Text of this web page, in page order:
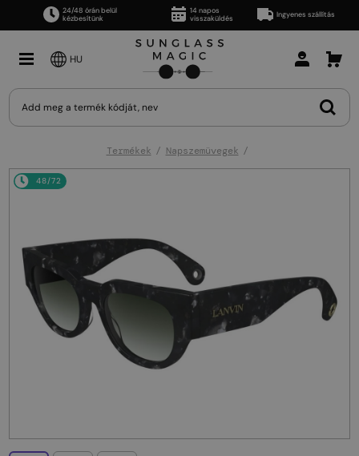
24/48 órán belül
kézbesítünk
14 napos
visszaküldés
Ingyenes szállítás
HU
Termékek Napszemüvegek
48/72